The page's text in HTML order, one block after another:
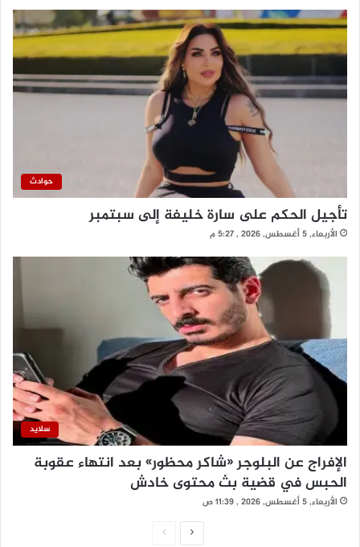
حوادث
تأجيل الحكم على سارة خليفة إلى سبتمبر
الأربعاء, 5 أغسطس, 2026 , 5:27 م
سلايد
الإفراج عن البلوجر «شاكر محظور» بعد انتهاء عقوبة
الحبس في قضية بث محتوى خادش
الأربعاء, 5 أغسطس, 2026 , 11:39 ص